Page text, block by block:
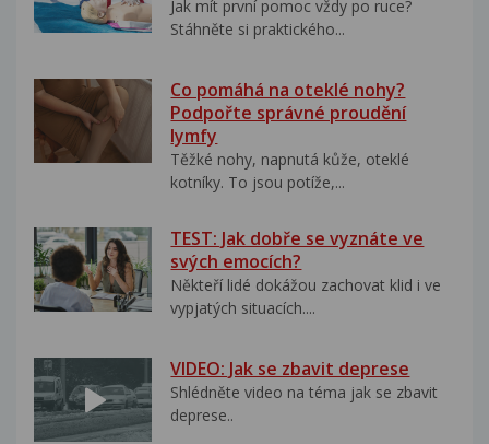
Jak mít první pomoc vždy po ruce?
Stáhněte si praktického...
Co pomáhá na oteklé nohy?
Podpořte správné proudění
lymfy
Těžké nohy, napnutá kůže, oteklé
kotníky. To jsou potíže,...
TEST: Jak dobře se vyznáte ve
svých emocích?
Někteří lidé dokážou zachovat klid i ve
vypjatých situacích....
VIDEO: Jak se zbavit deprese
Shlédněte video na téma jak se zbavit
deprese..